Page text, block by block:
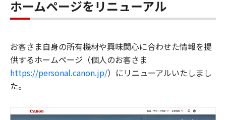
ホームページをリニューアル
お客さま自身の所有機材や興味関心に合わせた情報を提
供するホームページ（個人のお客さま
https://personal.canon.jp/）にリニューアルいたしまし
た。